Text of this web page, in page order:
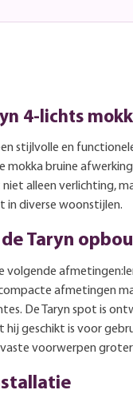
4-lichts
stijlvolle en
mokka bruine
alleen verlichting,
in diverse woonstijlen.
Taryn
volgende
afmetingen
De Taryn spot is
geschikt is voor
voorwerpen groter